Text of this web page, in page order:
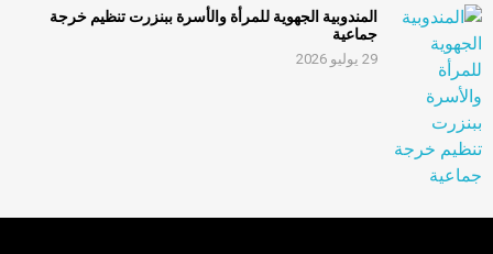
المندوبية الجهوية للمرأة والأسرة ببنزرت تنظيم خرجة
جماعية
29 يوليو 2026